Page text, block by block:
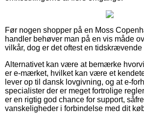
Før nogen shopper på en Moss
handler behøver man på en vis måde
vilkår, dog er det oftest en tidskrævende
Alternativet kan være at bemærke
er e-mærket, hvilket kan være et
lever op til dansk lovgivning, og at e-
specialister der er meget fortrolige
er en rigtig god chance for support,
vanskeligheder i forbindelse med dit